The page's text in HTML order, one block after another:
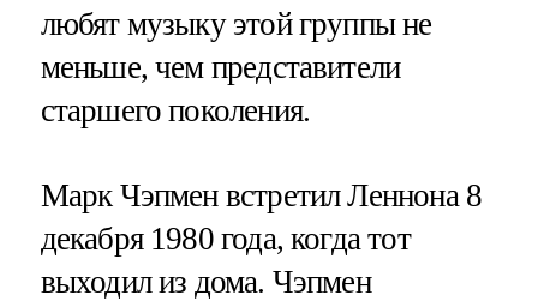
любят музыку этой группы не
меньше, чем представители
старшего поколения.
Марк Чэпмен встретил Леннона 8
декабря 1980 года, когда тот
выходил из дома. Чэпмен